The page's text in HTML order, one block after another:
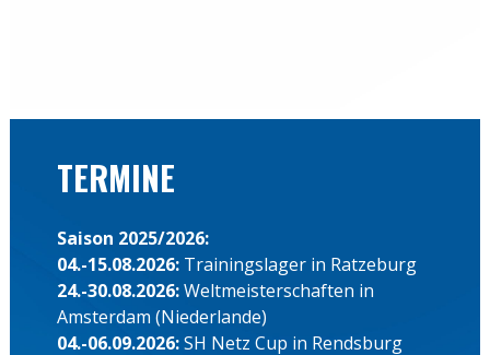
TERMINE
Saison 2025/2026:
04.-15.08.2026: Trainingslager in Ratzeburg
24.-30.08.2026:Weltmeisterschaften in
Amsterdam (Niederlande)
04.-06.09.2026:SH Netz Cup in Rendsburg